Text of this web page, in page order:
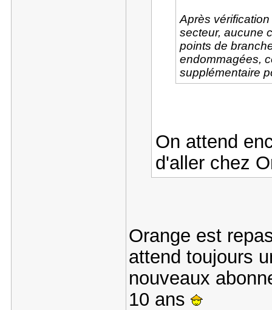
Après
secteur, aucune
points de
endommagées,
supplémentaire
On attend
d'aller chez
Orange est
attend toujours
nouveaux
10 ans